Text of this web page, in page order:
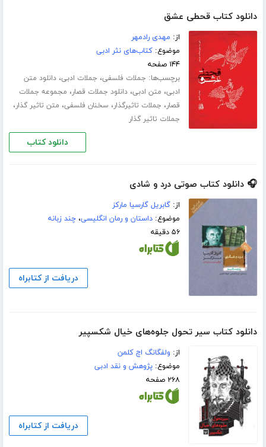
دانلود کتاب قحطی عشق
از: مهدی رادمهر
موضوع:کتاب‌های نثر ادبی
۱۴۴ صفحه
برچسب‌ها: جملات فلسفی، جملات ادبی،دانلود متن
ادبی، متن ادبی،دانلود جملات قصار، مجموعه جملات
قصار، جملات تاثیرگذار، سخنان فلسفی، متن تاثیر گذار،
جملات تاثیر گذار
دانلود کتاب
🎧 دانلود کتاب صوتی درد و شادی
از:گابریل گارسیا مارکز
موضوع:داستان و رمان انگلیسی،چند زبانه
۵۶ دقیقه
دریافت از کتابراه
دانلود کتاب سیر تحول جلوه‌های خیال شکسپیر
از: ولفگانگ اچ کلمن
موضوع:پژوهش و نقد ادبی
۲۶۸ صفحه
دریافت از کتابراه